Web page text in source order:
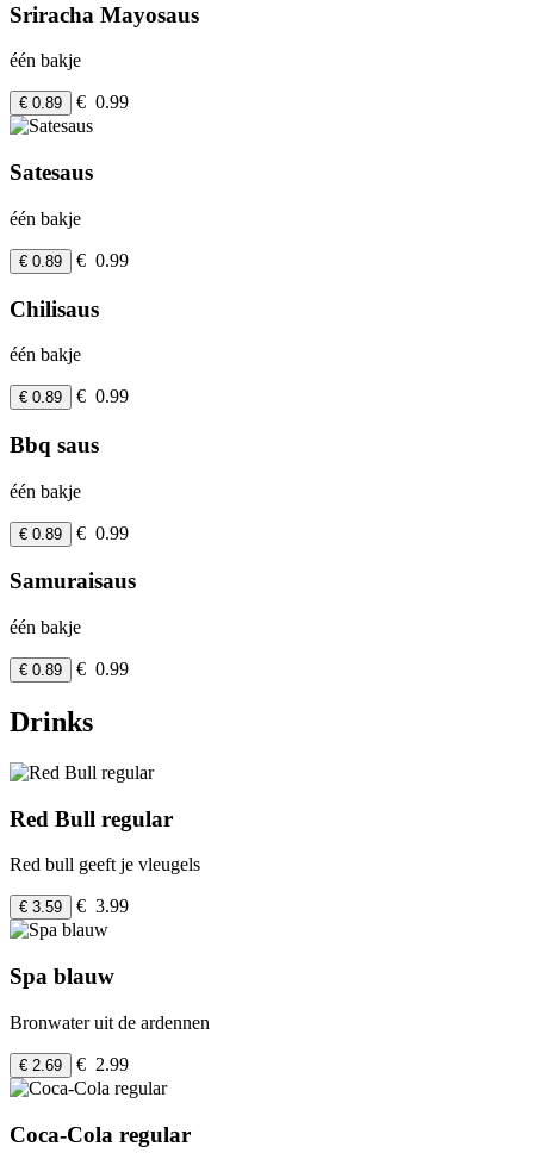
Sriracha Mayosaus
één bakje
€ 0.89 € 0.99
Satesaus
één bakje
€ 0.89 € 0.99
Chilisaus
één bakje
€ 0.89 € 0.99
Bbq saus
één bakje
€ 0.89 € 0.99
Samuraisaus
één bakje
€ 0.89 € 0.99
Drinks
Red Bull regular
Red bull geeft je vleugels
€ 3.59 € 3.99
Spa blauw
Bronwater uit de ardennen
€ 2.69 € 2.99
Coca-Cola regular